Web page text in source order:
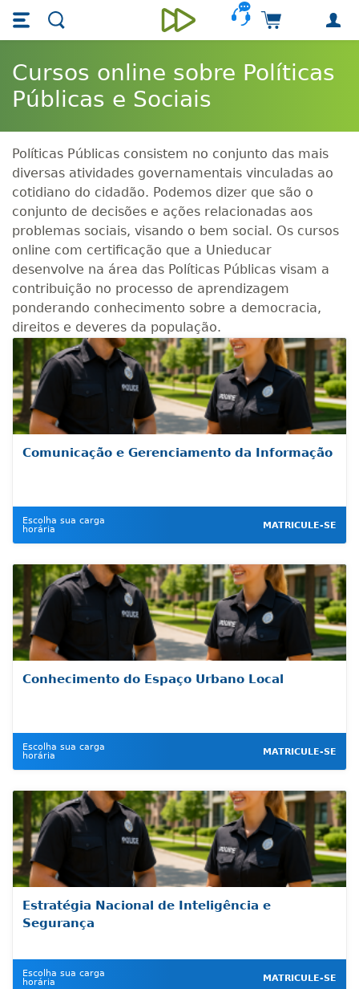
Skip main navigation
Skip to main content
Unieducar
Carrinho de
Cursos online sobre Políticas
Públicas e Sociais
Políticas Públicas consistem no conjunto das mais
diversas atividades governamentais vinculadas ao
cotidiano do cidadão. Podemos dizer que são o
conjunto de decisões e ações relacionadas aos
problemas sociais, visando o bem social. Os cursos
online com certificação que a Unieducar
desenvolve na área das Políticas Públicas visam a
contribuição no processo de aprendizagem
ponderando conhecimento sobre a democracia,
direitos e deveres da população.
Comunicação e Gerenciamento da Informação
Escolha sua carga
horária
MATRICULE-SE
Conhecimento do Espaço Urbano Local
Escolha sua carga
horária
MATRICULE-SE
Estratégia Nacional de Inteligência e
Segurança
Escolha sua carga
horária
MATRICULE-SE